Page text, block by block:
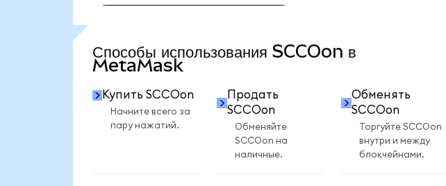
Способы использования SCCOon в
MetaMask
Купить SCCOon
Начните всего за
пару нажатий.
Продать
SCCOon
Обменяйте
SCCOon на
наличные.
Обменять
SCCOon
Торгуйте SCCOon
внутри и между
блокчейнами.